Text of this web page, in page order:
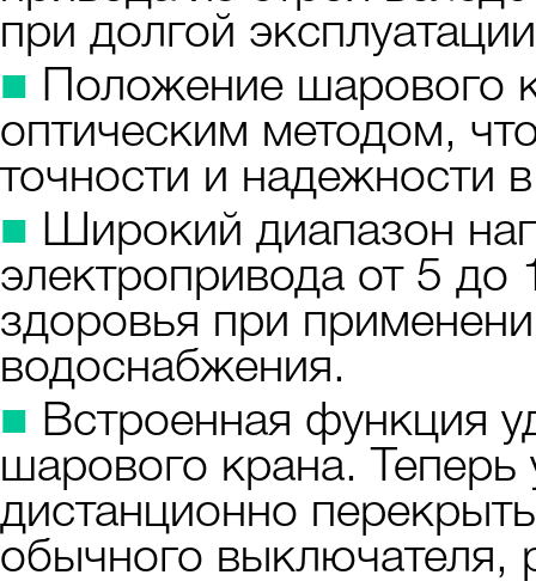
при долгой
■ Положение шарового
оптическим методом,
точности и надежности
■ Широкий диапазон
электропривода от 5 до
здоровья при
водоснабжения.
■ Встроенная функция
шарового крана.
дистанционно
обычного выключателя,